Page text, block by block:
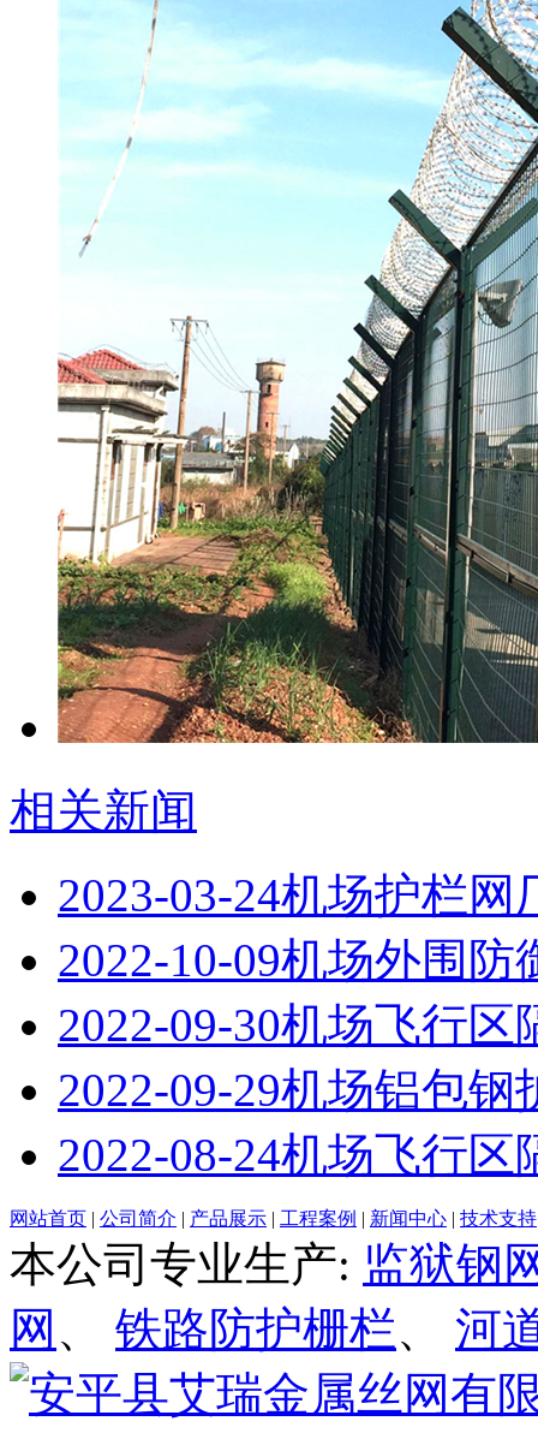
相关新闻
2023-03-24机场护栏网
2022-10-09机场外围防
2022-09-30机场飞行区
2022-09-29机场铝包钢
2022-08-24机场飞行区
网站首页 | 公司简介 | 产品展示 | 工程案例 | 新闻中心 | 技术支持
本公司专业生产: 监狱钢
网 、 铁路防护栅栏、 河